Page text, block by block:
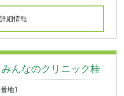
詳細情報
んなのクリニック桂
地1